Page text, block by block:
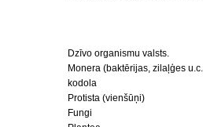
Dzīvo organismu valsts.
Monera (baktērijas, zilaļģes
kodola
Protista (vienšūņi)
Fungi